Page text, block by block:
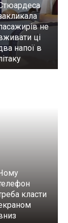
не
ці
напої в
класти